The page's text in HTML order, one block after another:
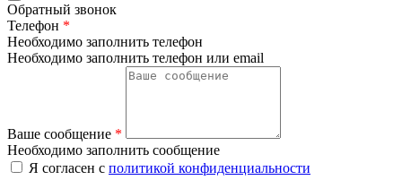
Обратный звонок
Телефон *
Необходимо заполнить телефон
Необходимо заполнить телефон или email
Ваше сообщение *
Необходимо заполнить сообщение
Я согласен с политикой конфиденциальности